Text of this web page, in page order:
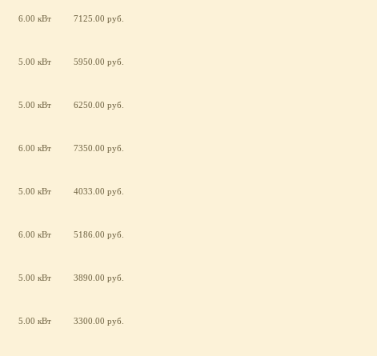
6.00 кВт 7125.00 руб.
5.00 кВт 5950.00 руб.
5.00 кВт 6250.00 руб.
6.00 кВт 7350.00 руб.
5.00 кВт 4033.00 руб.
6.00 кВт 5186.00 руб.
5.00 кВт 3890.00 руб.
5.00 кВт 3300.00 руб.